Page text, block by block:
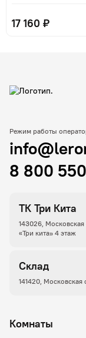
17 160 ₽
ТК Три Кита
143026,
«Три кита» 4 этаж
Склад
141420,
Режим работы
8 800
Комнаты